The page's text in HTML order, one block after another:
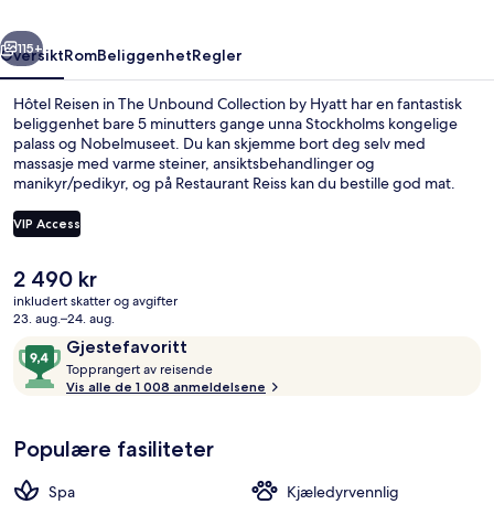
by
Hyatt
Neste
115+
OversiktRomBeliggenhetRegler
Hôtel Reisen in The Unbound Collection by Hyatt har en fantastisk
beliggenhet bare 5 minutters gange unna Stockholms kongelige
palass og Nobelmuseet. Du kan skjemme bort deg selv med
massasje med varme steiner, ansiktsbehandlinger og
manikyr/pedikyr, og på Restaurant Reiss kan du bestille god mat.
middag. Noen andre høydepunkter på dette hotellet i luksuriøs stil
er 2 barer/lounger, et døgnåpent treningssenter og en terrasse.
reisende. Du kan gå til kollektivtransport: Det tar 7 minutter å gå til
Gamla stan t-banestasjon og 8 minutter å gå til Kungsträdgården t-
banestasjon.
VIP Access
Den
nåværende
prisen
2 490 kr
2 490 kr
inkludert skatter og avgifter
23. aug.–24. aug.
AnmeldelserGjestefavoritt
9,4
av
10,
Topprangert av reisende
o
Vis alle de 1 008 anmeldelsene
Populære fasiliteter
Spa
Kjæledyrvennlig